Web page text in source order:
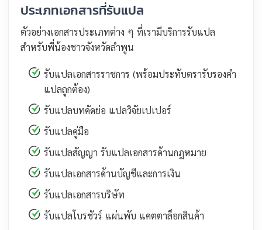
ประเภทเอกสารที่รับแปล
ตัวอย่างเอกสารประเภทต่าง ๆ ที่เรามีบริการรับแปล
สำหรับพี่น้องชาวจังหวัดลำพูน
รับแปลเอกสารราชการ (พร้อมประทับตรารับรองคำ
แปลถูกต้อง)
รับแปลบทคัดย่อ แปลวิจัยเปเปอร์
รับแปลคู่มือ
รับแปลสัญญา รับแปลเอกสารด้านกฎหมาย
รับแปลเอกสารด้านบัญชีและการเงิน
รับแปลเอกสารบริษัท
รับแปลโบรชัวร์ แผ่นพับ แคตตาล็อกสินค้า